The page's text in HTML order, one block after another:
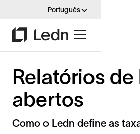
Português
Relatórios de
abertos
Como o Ledn define as